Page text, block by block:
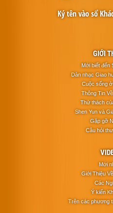
GIỚI
Mới biết đến
Dàn nhạc Giao
Cuộc sống ở
Thông Tin
Thử thách
Shen Yun và
Gặp gỡ
Câu hỏi
Mới
Giới Thiệu
Các
Ý kiến
Trên các phương
Ký tên vào sổ